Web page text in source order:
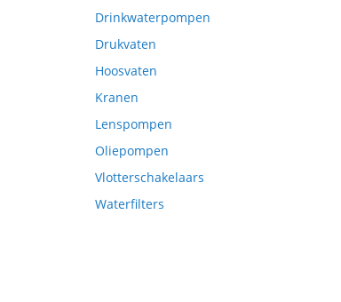
Drinkwaterpompen
Drukvaten
Hoosvaten
Kranen
Lenspompen
Oliepompen
Vlotterschakelaars
Waterfilters